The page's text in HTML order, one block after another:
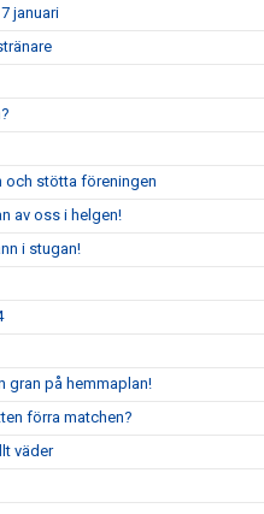
januari
och stötta föreningen
av oss i helgen!
i stugan!
gran på hemmaplan!
förra matchen?
väder